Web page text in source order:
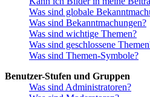
Was sind globale
Was sind Bekanntmachungen?
Was sind wichtige Themen?
Was sind geschlossene
Was sind Themen-Symbole?
Benutzer-Stufen und Gruppen
Was sind Administratoren?